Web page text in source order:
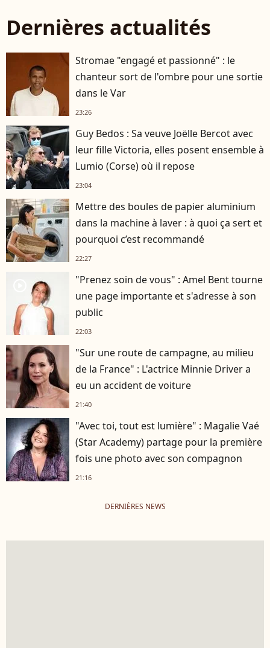
Dernières actualités
Stromae "engagé et passionné" : le
chanteur sort de l'ombre pour une sortie
dans le Var
23:26
Guy Bedos : Sa veuve Joëlle Bercot avec
leur fille Victoria, elles posent ensemble à
Lumio (Corse) où il repose
23:04
Mettre des boules de papier aluminium
dans la machine à laver : à quoi ça sert et
pourquoi c’est recommandé
22:27
"Prenez soin de vous" : Amel Bent tourne
une page importante et s'adresse à son
public
22:03
"Sur une route de campagne, au milieu
de la France" : L'actrice Minnie Driver a
eu un accident de voiture
21:40
"Avec toi, tout est lumière" : Magalie Vaé
(Star Academy) partage pour la première
fois une photo avec son compagnon
21:16
DERNIÈRES NEWS